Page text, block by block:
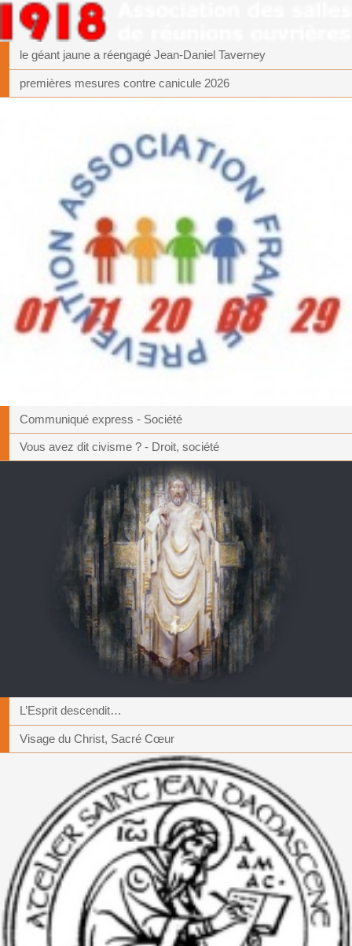
le géant jaune a réengagé Jean-Daniel Taverney
premières mesures contre canicule 2026
Communiqué express - Société
Vous avez dit civisme ? - Droit, société
L’Esprit descendit…
Visage du Christ, Sacré Cœur